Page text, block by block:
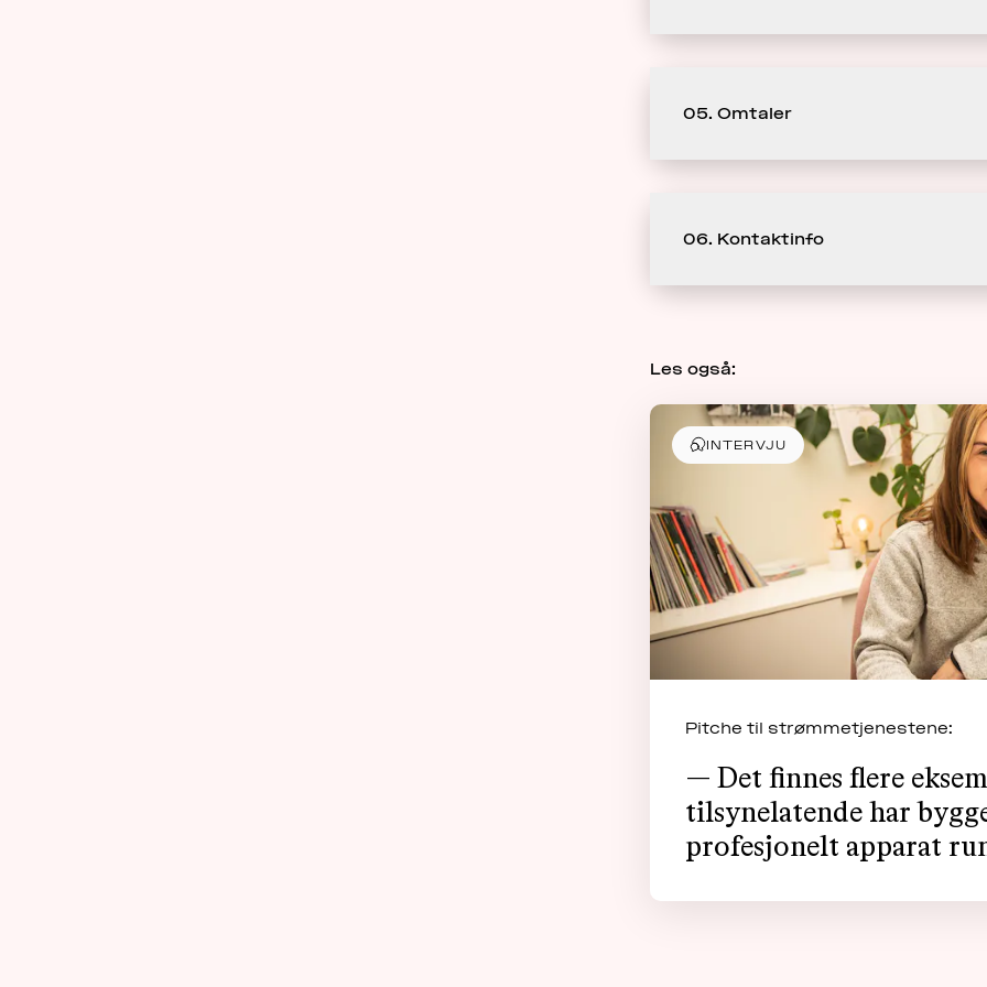
05. Omtaler
06. Kontaktinfo
Les også:
INTERVJU
Pitche til strømmetjenestene:
— Det finnes flere
tilsynelatende har
profesjonelt apparat